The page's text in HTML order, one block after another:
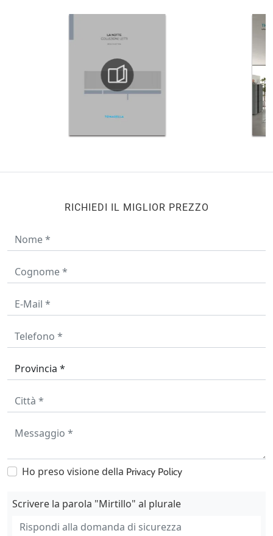
RICHIEDI IL MIGLIOR PREZZO
Ho preso visione della Privacy Policy
Scrivere la parola "Mirtillo" al plurale